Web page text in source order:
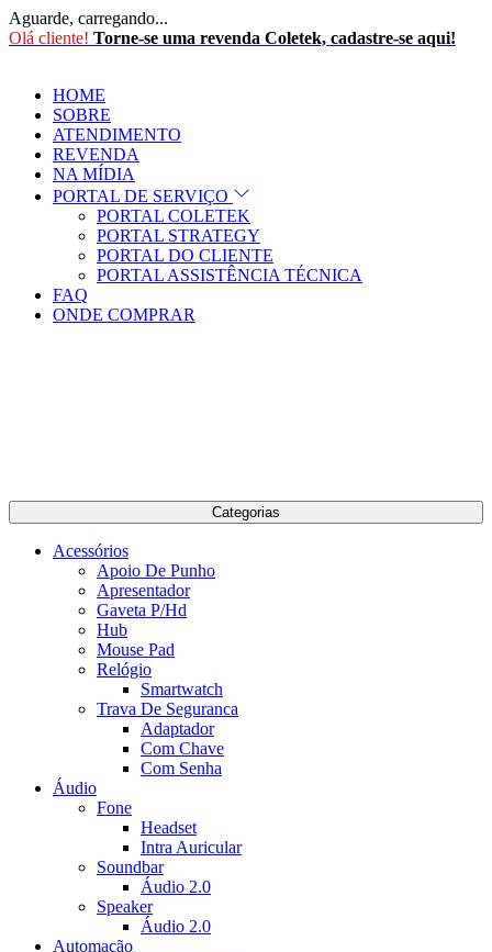
Aguarde, carregando...
Olá cliente! Torne-se uma revenda Coletek, cadastre-se aqui!
HOME
SOBRE
ATENDIMENTO
REVENDA
NA MÍDIA
PORTAL DE SERVIÇO
PORTAL COLETEK
PORTAL STRATEGY
PORTAL DO CLIENTE
PORTAL ASSISTÊNCIA TÉCNICA
FAQ
ONDE COMPRAR
Categorias
Acessórios
Apoio De Punho
Apresentador
Gaveta P/Hd
Hub
Mouse Pad
Relógio
Smartwatch
Trava De Seguranca
Adaptador
Com Chave
Com Senha
Áudio
Fone
Headset
Intra Auricular
Soundbar
Áudio 2.0
Speaker
Áudio 2.0
Automação